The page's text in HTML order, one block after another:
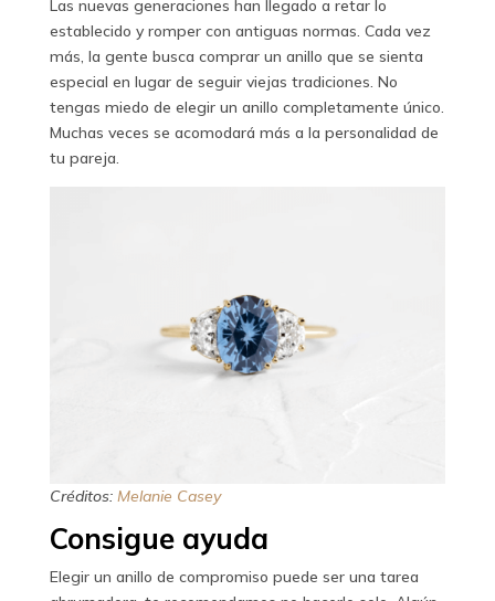
Las nuevas generaciones han llegado a retar lo
establecido y romper con antiguas normas. Cada vez
más, la gente busca comprar un anillo que se sienta
especial en lugar de seguir viejas tradiciones. No
tengas miedo de elegir un anillo completamente único.
Muchas veces se acomodará más a la personalidad de
tu pareja.
Créditos: Melanie Casey
Consigue ayuda
Elegir un anillo de compromiso puede ser una tarea